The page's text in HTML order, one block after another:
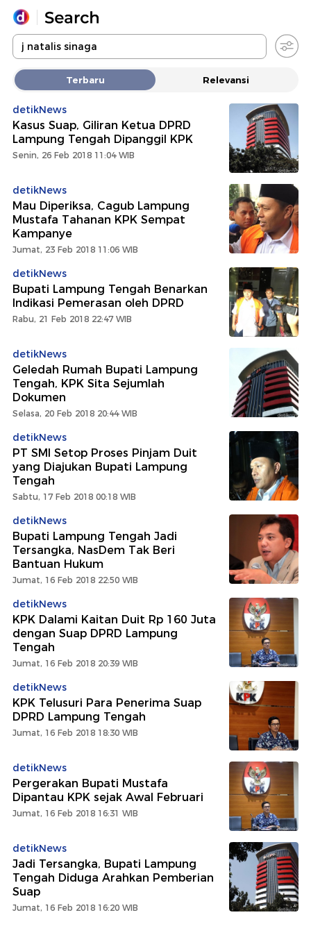
Yang sedang ramai dicari
Loading...
Promoted
Terbaru Relevansi
detikNews
Kasus Suap, Giliran Ketua DPRD
Lampung Tengah Dipanggil KPK
Senin, 26 Feb 2018 11:04 WIB
detikNews
Mau Diperiksa, Cagub Lampung
Mustafa Tahanan KPK Sempat
Kampanye
Jumat, 23 Feb 2018 11:06 WIB
detikNews
Bupati Lampung Tengah Benarkan
Indikasi Pemerasan oleh DPRD
Rabu, 21 Feb 2018 22:47 WIB
detikNews
Geledah Rumah Bupati Lampung
Tengah, KPK Sita Sejumlah
Dokumen
Selasa, 20 Feb 2018 20:44 WIB
detikNews
PT SMI Setop Proses Pinjam Duit
yang Diajukan Bupati Lampung
Tengah
Sabtu, 17 Feb 2018 00:18 WIB
detikNews
Bupati Lampung Tengah Jadi
Tersangka, NasDem Tak Beri
Bantuan Hukum
Jumat, 16 Feb 2018 22:50 WIB
detikNews
KPK Dalami Kaitan Duit Rp 160 Juta
dengan Suap DPRD Lampung
Tengah
Jumat, 16 Feb 2018 20:39 WIB
detikNews
KPK Telusuri Para Penerima Suap
DPRD Lampung Tengah
Jumat, 16 Feb 2018 18:30 WIB
detikNews
Pergerakan Bupati Mustafa
Dipantau KPK sejak Awal Februari
Jumat, 16 Feb 2018 16:31 WIB
detikNews
Jadi Tersangka, Bupati Lampung
Tengah Diduga Arahkan Pemberian
Suap
Jumat, 16 Feb 2018 16:20 WIB